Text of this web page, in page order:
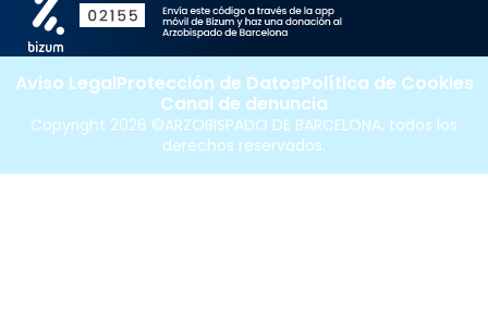
Copyright 2026 ©ARZOBISPADO DE BARCELONA, todos los
derechos reservados.
Aviso LegalProtección de DatosPolítica de Cookies
Canal de denuncia